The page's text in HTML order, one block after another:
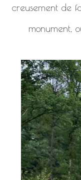
creusement de
monument,